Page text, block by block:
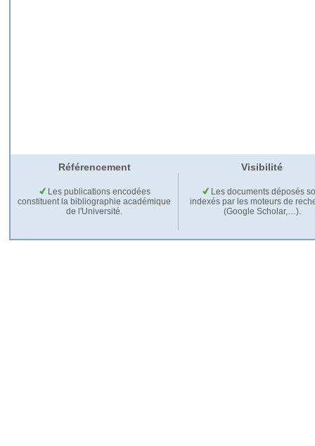
Référencement Visibilité
Les publications encodées
constituent la bibliographie académique
de l'Université.
Les documents déposés
indexés par les moteurs de
(Google Scholar,…).